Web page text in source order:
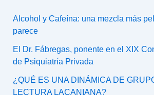
Alcohol y Cafeína: una mezcla más
parece
El Dr. Fábregas, ponente en el XIX
de Psiquiatría Privada
¿QUÉ ES UNA DINÁMICA DE
LECTURA LACANIANA?